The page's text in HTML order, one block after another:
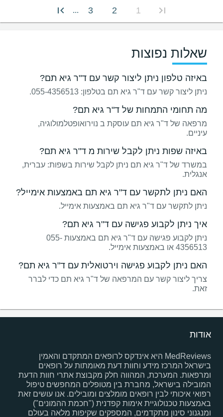
1
2
3
...
שאלות נפוצות
באיזה טלפון ניתן ליצור קשר עם ד"ר גיא תם?
ניתן ליצור קשר עם ד"ר גיא תם בטלפון: 055-4356513.
מה תחומי התמחות של ד"ר גיא תם?
מרפאה של ד"ר גיא תם עוסקת ב נוירואופטלמולוגיה,
עיניים.
באיזה שפות ניתן לקבל שירות מ ד"ר גיא תם?
במשרד של ד"ר גיא תם ניתן לקבל שירות בשפות: עברית,
אנגלית.
האם ניתן לתקשר עם ד"ר גיא תם באמצעות אימייל?
ניתן לתקשר עם ד"ר גיא תם באמצעות אימייל.
איך ניתן לקבוע פגישה עם ד"ר גיא תם?
ניתן לקבוע פגישה עם ד"ר גיא תם באמצעות 055-
4356513 או באמצעות אימייל.
האם ניתן לקבוע פגישה וירטואלית עם ד"ר גיא תם?
צריך ליצור קשר עם המרפאה של ד"ר גיא תם כדי לברר
זאת.
אודות
MedReviews היא אינדקס לרופאים המתקדם והאמין
בישראל המרכז מידע וחוות דעת מאומתות על רופאים
ומרפאות. המערכת, המהווה חלק מקבוצת אתרי חוות הדעת
המובילה בישראל, מחברת בין מטופלים המחפשים טיפול
רפואי איכותי לבין רופאים מומלצים ומובילים. אנו עושים זאת
באמצעות טכנולוגיית אימות קפדנית ("חכמת ההמונים")
ומנגנוני סינון מתקדמים, המספקים שקיפות מלאה בעולם